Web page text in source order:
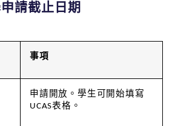
請截止日期
事項
申請開放。學生可開始填寫
UCAS表格。